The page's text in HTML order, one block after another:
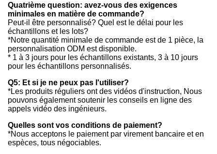
Quatrième question: avez-vous des exigences
minimales en matière de commande?
Peut-il être personnalisé? Quel est le délai pour les
échantillons et les lots?
*Notre quantité minimale de commande est de 1 pièce, la
personnalisation ODM est disponible.
* 1 à 3 jours pour les échantillons existants, 3 à 10 jours
pour les échantillons personnalisés.
Q5: Et si je ne peux pas l'utiliser?
*Les produits réguliers ont des vidéos d'instruction, Nous
pouvons également soutenir les conseils en ligne des
appels vidéo des ingénieurs.
Quelles sont vos conditions de paiement?
*Nous acceptons le paiement par virement bancaire et en
espèces, tous négociables.